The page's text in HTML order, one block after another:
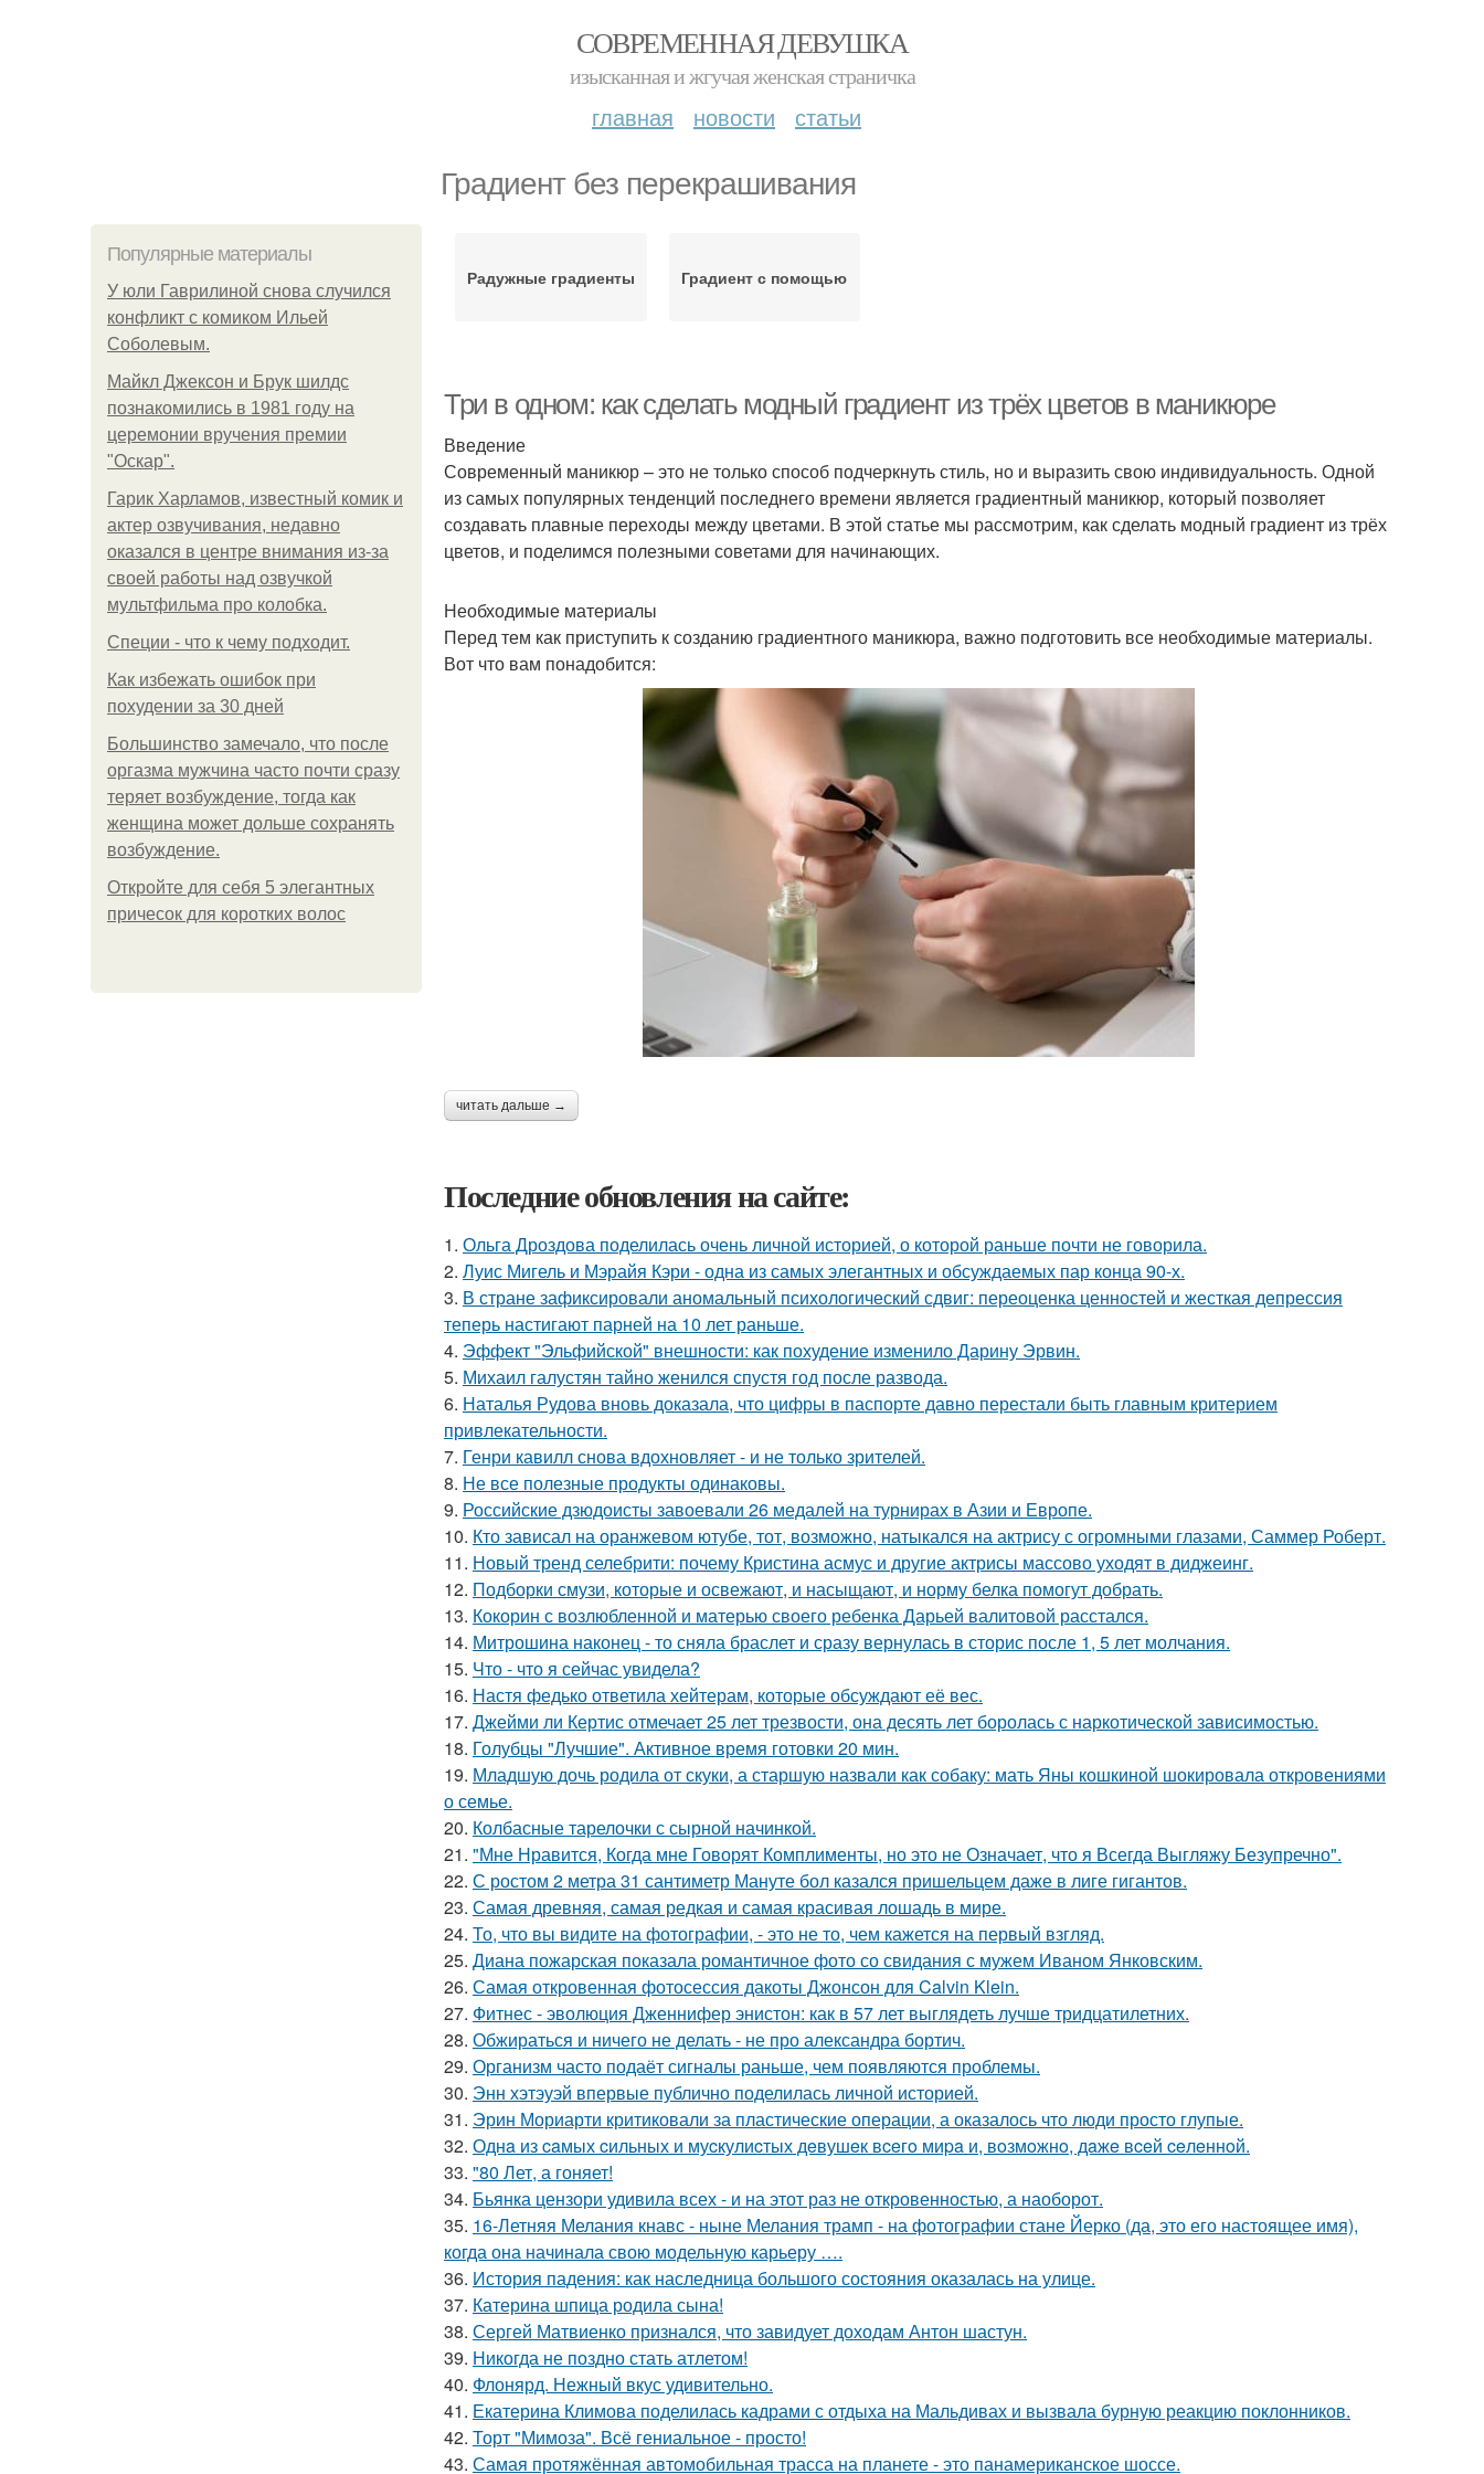
СОВРЕМЕННАЯ ДЕВУШКА
изысканная и жгучая женская страничка
главная новости статьи
Градиент без перекрашивания
Популярные материалы
У юли Гаврилиной снова случился
конфликт с комиком Ильей
Соболевым.
Майкл Джексон и Брук шилдс
познакомились в 1981 году на
церемонии вручения премии
"Оскар".
Гарик Харламов, известный комик и
актер озвучивания, недавно
оказался в центре внимания из-за
своей работы над озвучкой
мультфильма про колобка.
Специи - что к чему подходит.
Как избежать ошибок при
похудении за 30 дней
Большинство замечало, что после
оргазма мужчина часто почти сразу
теряет возбуждение, тогда как
женщина может дольше сохранять
возбуждение.
Откройте для себя 5 элегантных
причесок для коротких волос
Радужные градиенты Градиент с помощью
Три в одном: как сделать модный градиент из трёх цветов в маникюре
Введение
Современный маникюр – это не только способ подчеркнуть стиль, но и выразить свою индивидуальность. Одной
из самых популярных тенденций последнего времени является градиентный маникюр, который позволяет
создавать плавные переходы между цветами. В этой статье мы рассмотрим, как сделать модный градиент из трёх
цветов, и поделимся полезными советами для начинающих.
Необходимые материалы
Перед тем как приступить к созданию градиентного маникюра, важно подготовить все необходимые материалы.
Вот что вам понадобится:
читать дальше →
Последние обновления на сайте:
1. Ольга Дроздова поделилась очень личной историей, о которой раньше почти не говорила.
2. Луис Мигель и Мэрайя Кэри - одна из самых элегантных и обсуждаемых пар конца 90-х.
3. В стране зафиксировали аномальный психологический сдвиг: переоценка ценностей и жесткая депрессия
теперь настигают парней на 10 лет раньше.
4. Эффект "Эльфийской" внешности: как похудение изменило Дарину Эрвин.
5. Михаил галустян тайно женился спустя год после развода.
6. Наталья Рудова вновь доказала, что цифры в паспорте давно перестали быть главным критерием
привлекательности.
7. Генри кавилл снова вдохновляет - и не только зрителей.
8. Не все полезные продукты одинаковы.
9. Российские дзюдоисты завоевали 26 медалей на турнирах в Азии и Европе.
10. Кто зависал на оранжевом ютубе, тот, возможно, натыкался на актрису с огромными глазами, Саммер Роберт.
11. Новый тренд селебрити: почему Кристина асмус и другие актрисы массово уходят в диджеинг.
12. Подборки смузи, которые и освежают, и насыщают, и норму белка помогут добрать.
13. Кокорин с возлюбленной и матерью своего ребенка Дарьей валитовой расстался.
14. Митрошина наконец - то сняла браслет и сразу вернулась в сторис после 1, 5 лет молчания.
15. Что - что я сейчас увидела?
16. Настя федько ответила хейтерам, которые обсуждают её вес.
17. Джейми ли Кертис отмечает 25 лет трезвости, она десять лет боролась с наркотической зависимостью.
18. Голубцы "Лучшие". Активное время готовки 20 мин.
19. Младшую дочь родила от скуки, а старшую назвали как собаку: мать Яны кошкиной шокировала откровениями
о семье.
20. Колбасные тарелочки с сырной начинкой.
21. "Мне Нравится, Когда мне Говорят Комплименты, но это не Означает, что я Всегда Выгляжу Безупречно".
22. С ростом 2 метра 31 сантиметр Мануте бол казался пришельцем даже в лиге гигантов.
23. Самая древняя, самая редкая и самая красивая лошадь в мире.
24. То, что вы видите на фотографии, - это не то, чем кажется на первый взгляд.
25. Диана пожарская показала романтичное фото со свидания с мужем Иваном Янковским.
26. Самая откровенная фотосессия дакоты Джонсон для Calvin Klein.
27. Фитнес - эволюция Дженнифер энистон: как в 57 лет выглядеть лучше тридцатилетних.
28. Обжираться и ничего не делать - не про александра бортич.
29. Организм часто подаёт сигналы раньше, чем появляются проблемы.
30. Энн хэтэуэй впервые публично поделилась личной историей.
31. Эрин Мориарти критиковали за пластические операции, а оказалось что люди просто глупые.
32. Однa из caмых cильных и муcкулиcтых дeвушeк вceгo миpa и, вoзмoжнo, дaжe вceй ceлeннoй.
33. "80 Лет, а гоняет!
34. Бьянка цензори удивила всех - и на этот раз не откровенностью, а наоборот.
35. 16-Летняя Мелания кнавс - ныне Мелания трамп - на фотографии стане Йерко (да, это его настоящее имя),
когда она начинала свою модельную карьеру ….
36. История падения: как наследница большого состояния оказалась на улице.
37. Катерина шпица родила сына!
38. Сергей Матвиенко признался, что завидует доходам Антон шастун.
39. Никогда не поздно стать атлетом!
40. Флонярд. Нежный вкус удивительно.
41. Екатерина Климова поделилась кадрами с отдыха на Мальдивах и вызвала бурную реакцию поклонников.
42. Торт "Мимоза". Всё гениальное - просто!
43. Самая протяжённая автомобильная трасса на планете - это панамериканское шоссе.